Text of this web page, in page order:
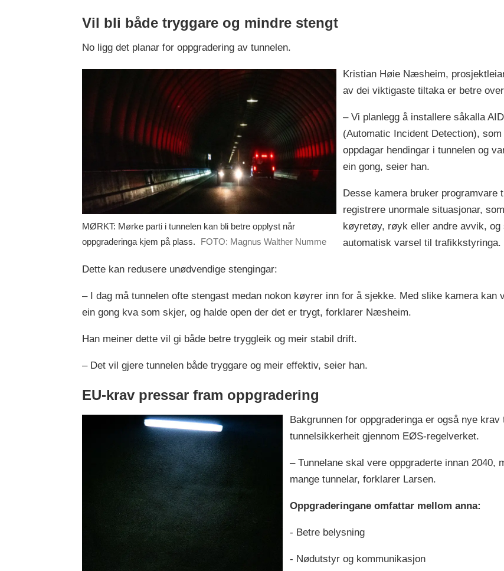
Vil bli både tryggare og mindre stengt
No ligg det planar for oppgradering av tunnelen.
MØRKT: Mørke parti i tunnelen kan bli betre opplyst når
oppgraderinga kjem på plass.
FOTO: Magnus Walther Numme
Kristian Høie Næsheim,
av dei viktigaste tiltaka er betre
– Vi planlegg å installere såkalla
(Automatic Incident Detection),
oppdagar hendingar i tunnelen og
ein gong, seier han.
Desse kamera bruker programvare
registrere unormale situasjonar,
køyretøy, røyk eller andre avvik, og
automatisk varsel til trafikkstyringa.
Dette kan redusere unødvendige stengingar:
– I dag må tunnelen ofte stengast medan nokon køyrer inn for å sjekke. Med slike kamera kan
ein gong kva som skjer, og halde open der det er trygt, forklarer Næsheim.
Han meiner dette vil gi både betre tryggleik og meir stabil drift.
– Det vil gjere tunnelen både tryggare og meir effektiv, seier han.
EU-krav pressar fram oppgradering
Bakgrunnen for oppgraderinga er også nye krav
tunnelsikkerheit gjennom EØS-regelverket.
– Tunnelane skal vere oppgraderte innan 2040,
mange tunnelar, forklarer Larsen.
Oppgraderingane omfattar mellom anna:
- Betre belysning
- Nødutstyr og kommunikasjon